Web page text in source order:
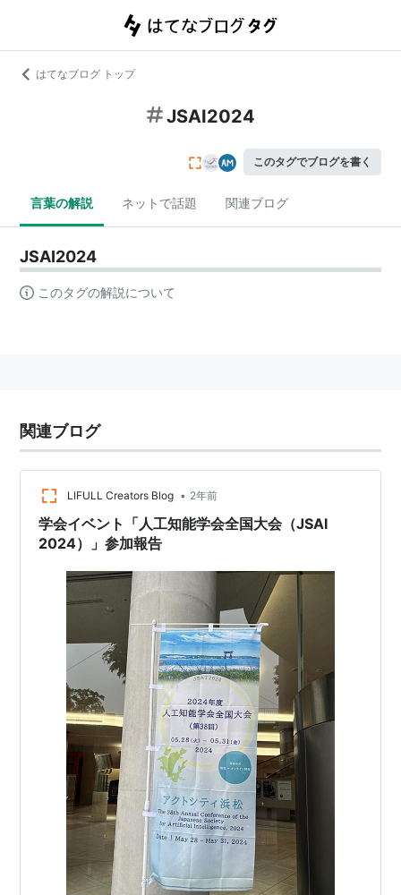
はてなブログ トップ
JSAI2024
このタグでブログを書く
言葉の解説 ネットで話題 関連ブログ
JSAI2024
このタグの解説について
関連ブログ
LIFULL Creators Blog • 2年前
学会イベント「人工知能学会全国大会（JSAI
2024）」参加報告